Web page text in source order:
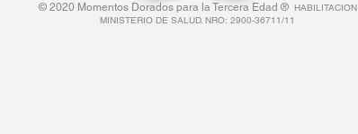
© 2020 Momentos Dorados para la Tercera Edad ® HABILITACION
MINISTERIO DE SALUD. NRO: 2900-36711/11